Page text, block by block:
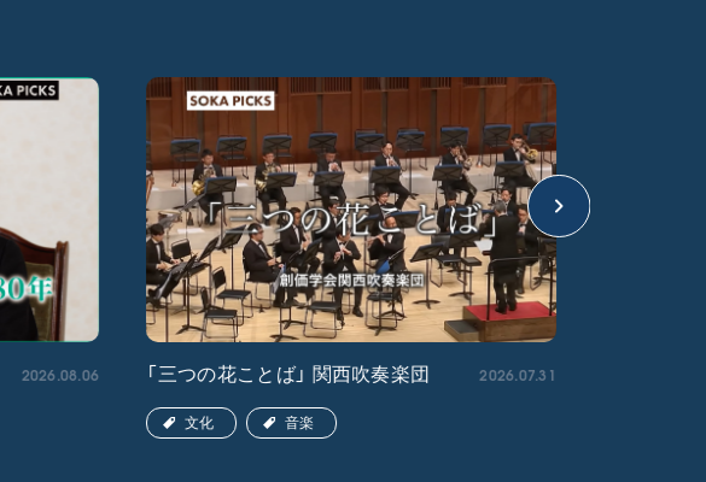
2026.08.06 「三つの花ことば」 関西吹奏楽団 2026.07.31
文化 音楽